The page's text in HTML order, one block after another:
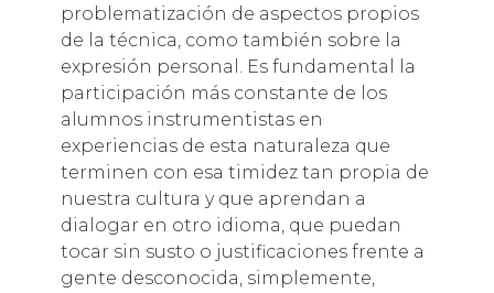
problematización de aspectos propios
de la técnica, como también sobre la
expresión personal. Es fundamental la
participación más constante de los
alumnos instrumentistas en
experiencias de esta naturaleza que
terminen con esa timidez tan propia de
nuestra cultura y que aprendan a
dialogar en otro idioma, que puedan
tocar sin susto o justificaciones frente a
gente desconocida, simplemente,